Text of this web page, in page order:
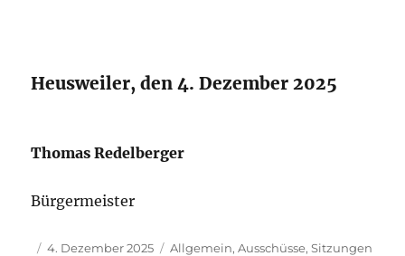
Heusweiler, den 4. Dezember 2025
Thomas Redelberger
Bürgermeister
Autor
Veröffentlicht
4. Dezember 2025 Kategorien
Allgemein,Ausschüsse,Sitzungen